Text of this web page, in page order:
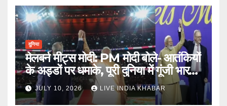
दुनिया
मेलबर्न मीट्स मोदी: PM मोदी बोले- आतंकियों
के अड्डों पर धमाके, पूरी दुनिया में गूंजी भारत
की ताकत
JULY 10, 2026 LIVE INDIA KHABAR